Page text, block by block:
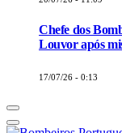
Chefe dos
Louvor após
17/07/26 - 0:13